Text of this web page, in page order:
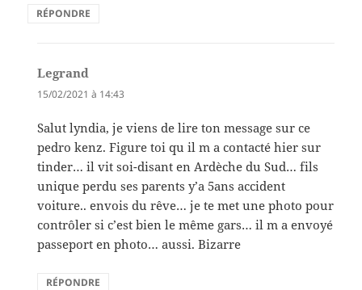
RÉPONDRE
Legrand
15/02/2021 à 14:43
Salut lyndia, je viens de lire ton message sur ce
pedro kenz. Figure toi qu il m a contacté hier sur
tinder… il vit soi-disant en Ardèche du Sud… fils
unique perdu ses parents y’a 5ans accident
voiture.. envois du rêve… je te met une photo pour
contrôler si c’est bien le même gars… il m a envoyé
passeport en photo… aussi. Bizarre
RÉPONDRE